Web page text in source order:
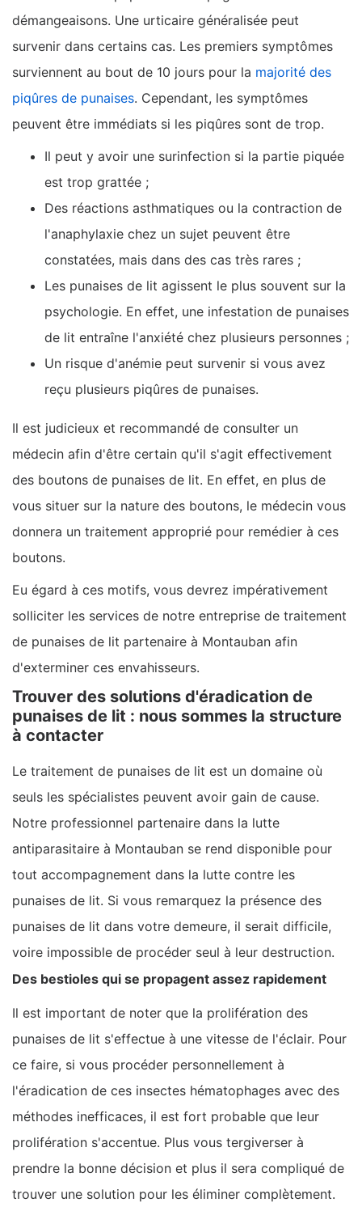
démangeaisons. Une urticaire généralisée peut
survenir dans certains cas. Les premiers symptômes
surviennent au bout de 10 jours pour la majorité des
piqûres de punaises. Cependant, les symptômes
peuvent être immédiats si les piqûres sont de trop.
Il peut y avoir une surinfection si la partie piquée
est trop grattée ;
Des réactions asthmatiques ou la contraction de
l'anaphylaxie chez un sujet peuvent être
constatées, mais dans des cas très rares ;
Les punaises de lit agissent le plus souvent sur la
psychologie. En effet, une infestation de punaises
de lit entraîne l'anxiété chez plusieurs personnes ;
Un risque d'anémie peut survenir si vous avez
reçu plusieurs piqûres de punaises.
Il est judicieux et recommandé de consulter un
médecin afin d'être certain qu'il s'agit effectivement
des boutons de punaises de lit. En effet, en plus de
vous situer sur la nature des boutons, le médecin vous
donnera un traitement approprié pour remédier à ces
boutons.
Eu égard à ces motifs, vous devrez impérativement
solliciter les services de notre entreprise de traitement
de punaises de lit partenaire à Montauban afin
d'exterminer ces envahisseurs.
Trouver des solutions d'éradication de
punaises de lit : nous sommes la structure
à contacter
Le traitement de punaises de lit est un domaine où
seuls les spécialistes peuvent avoir gain de cause.
Notre professionnel partenaire dans la lutte
antiparasitaire à Montauban se rend disponible pour
tout accompagnement dans la lutte contre les
punaises de lit. Si vous remarquez la présence des
punaises de lit dans votre demeure, il serait difficile,
voire impossible de procéder seul à leur destruction.
Des bestioles qui se propagent assez rapidement
Il est important de noter que la prolifération des
punaises de lit s'effectue à une vitesse de l'éclair. Pour
ce faire, si vous procéder personnellement à
l'éradication de ces insectes hématophages avec des
méthodes inefficaces, il est fort probable que leur
prolifération s'accentue. Plus vous tergiverser à
prendre la bonne décision et plus il sera compliqué de
trouver une solution pour les éliminer complètement.